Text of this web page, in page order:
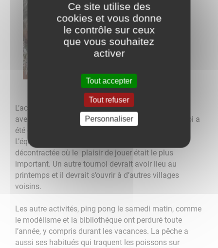
L’activité pétanque se maintenant à un bon niveau
avec ses séances du mercredi après midi, un tournoi a
été organisé à Fouchères avec le club de Domats.
L’équipe de Fouchères a gagné dans une ambiance
décontractée où le plaisir de jouer était le plus
important. Un autre tournoi devrait avoir lieu au
printemps et il devrait s’ouvrir à d’autres villages
voisins.
Les autre activités, ping pong le samedi matin, comme
le modélisme et la bibliothèque ont perduré toute
l’année, y compris durant les vacances. La pêche a
aussi ses habitués qui traquent les poissons sur
Ce site utilise des
cookies et vous donne
le contrôle sur ceux
que vous souhaitez
activer
Tout accepter
Tout refuser
Personnaliser